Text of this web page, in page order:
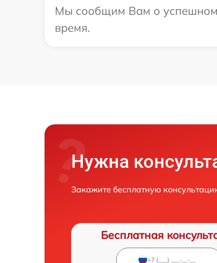
Мы сообщим Вам о успешном
время.
Нужна
Закажите бесплатную
Бесплатная